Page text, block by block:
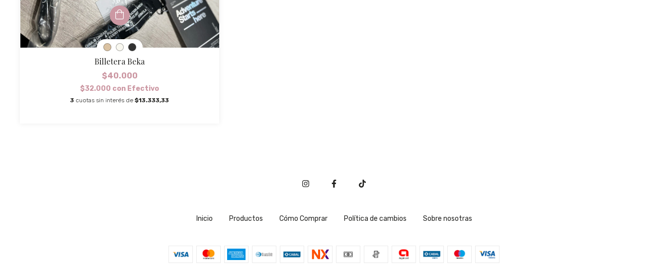
Billetera Beka
$40.000
$32.000 con Efectivo
3 cuotas sin interés de$13.333,33
Inicio Productos Cómo Comprar Política de cambios Sobre nosotras